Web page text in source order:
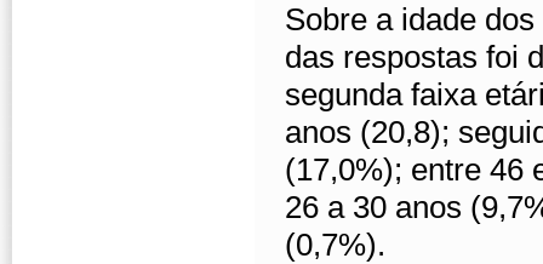
Sobre a idade
das respostas foi
segunda faixa
anos (20,8);
(17,0%); entre 46
26 a 30 anos
(0,7%).